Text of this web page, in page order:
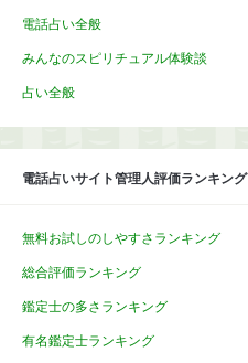
電話占い全般
みんなのスピリチュアル体験談
占い全般
電話占いサイト管理人評価ランキング
無料お試しのしやすさランキング
総合評価ランキング
鑑定士の多さランキング
有名鑑定士ランキング